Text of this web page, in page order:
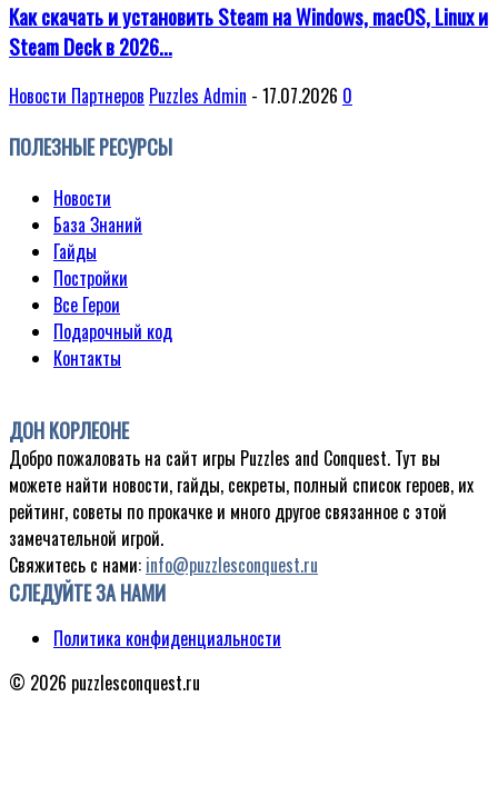
Как скачать и установить Steam на Windows, macOS, Linux и
Steam Deck в 2026...
Новости Партнеров Puzzles Admin - 17.07.2026 0
ПОЛЕЗНЫЕ РЕСУРСЫ
Новости
База Знаний
Гайды
Постройки
Все Герои
Подарочный код
Контакты
ДОН КОРЛЕОНЕ
Добро пожаловать на сайт игры Puzzles and Conquest. Тут вы
можете найти новости, гайды, секреты, полный список героев, их
рейтинг, советы по прокачке и много другое связанное с этой
замечательной игрой.
Свяжитесь с нами: info@puzzlesconquest.ru
СЛЕДУЙТЕ ЗА НАМИ
Политика конфиденциальности
© 2026 puzzlesconquest.ru